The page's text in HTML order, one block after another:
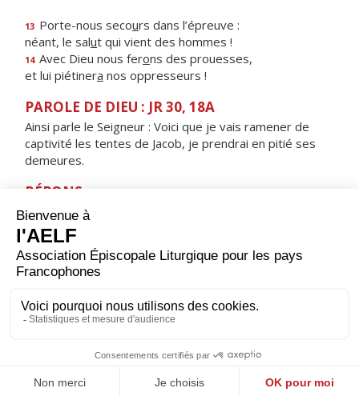
13 Porte-nous secours dans l’épreuve :
néant, le salut qui vient des hommes !
14 Avec Dieu nous ferons des prouesses,
et lui piétinera nos oppresseurs !
PAROLE DE DIEU : JR 30, 18A
Ainsi parle le Seigneur : Voici que je vais ramener de
captivité les tentes de Jacob, je prendrai en pitié ses
demeures.
RÉPONS
V/ Le Seigneur apparaîtra dans sa gloire :
le peuple nouveau chantera son Dieu.
ORAISON
Tiens ton peuple éveillé, Seigneur, pour la venue de ton
garder au cœur toutes lumières de foi et d’amour pour